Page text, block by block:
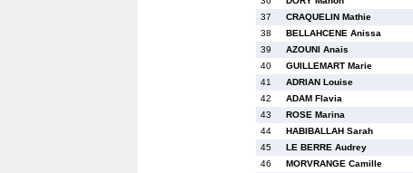
37
CRAQUELIN Mathie
38
BELLAHCENE Anissa
39
AZOUNI Anais
40
GUILLEMART Marie
41
ADRIAN Louise
42
ADAM Flavia
43
ROSE Marina
44
HABIBALLAH Sarah
45
LE BERRE Audrey
46
MORVRANGE Camille